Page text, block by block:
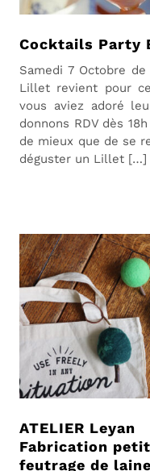
Cocktails Party
Samedi 7 Octobre
Lillet revient pour
vous aviez adoré
donnons RDV dès
de mieux que de se
déguster un Lillet […]
ATELIER Leyan
Fabrication
feutrage de laine